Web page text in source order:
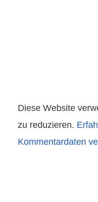
Diese Website
zu reduzieren.
Kommentardaten